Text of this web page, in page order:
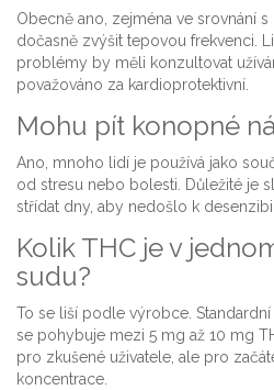
Obecně ano, zejména ve srovnání
dočasně zvýšit tepovou frekvenci.
problémy by měli konzultovat
považováno za kardioprotektivní.
Mohu pít konopné
Ano, mnoho lidí je používá jako
od stresu nebo bolesti. Důležité je
střídat dny, aby nedošlo k
Kolik THC je v
sudu?
To se liší podle výrobce. Standardní
se pohybuje mezi 5 mg až 10 mg
pro zkušené uživatele, ale pro
koncentrace.